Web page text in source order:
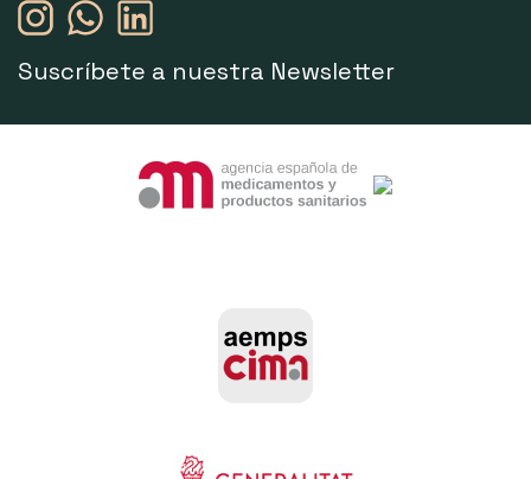
Suscríbete a nuestra Newsletter